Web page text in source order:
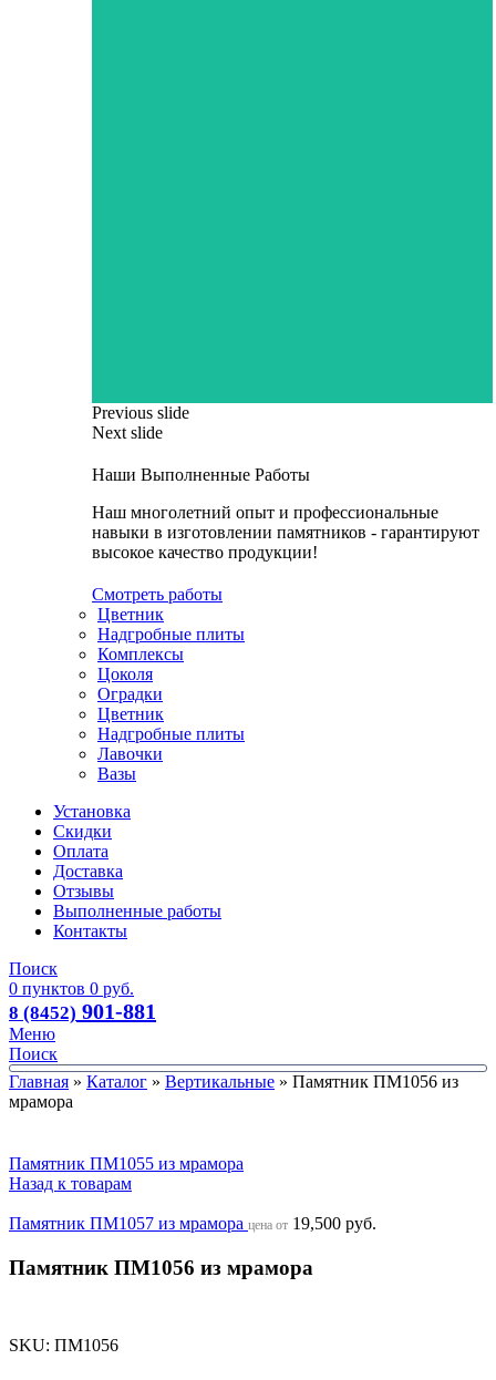
Previous slide
Next slide
Наши Выполненные Работы
Наш многолетний опыт и профессиональные
навыки в изготовлении памятников - гарантируют
высокое качество продукции!
Смотреть работы
Цветник
Надгробные плиты
Комплексы
Цоколя
Оградки
Цветник
Надгробные плиты
Лавочки
Вазы
Установка
Скидки
Оплата
Доставка
Отзывы
Выполненные работы
Контакты
Поиск
0 пунктов 0 руб.
8 (8452) 901-881
Меню
Поиск
Главная » Каталог » Вертикальные » Памятник ПМ1056 из
мрамора
Памятник ПМ1055 из мрамора
Назад к товарам
Памятник ПМ1057 из мрамора цена от 19,500 руб.
Памятник ПМ1056 из мрамора
SKU: ПМ1056